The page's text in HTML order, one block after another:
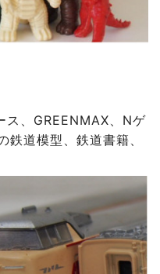
ス、GREENMAX、Nゲ
鉄道模型、鉄道書籍、